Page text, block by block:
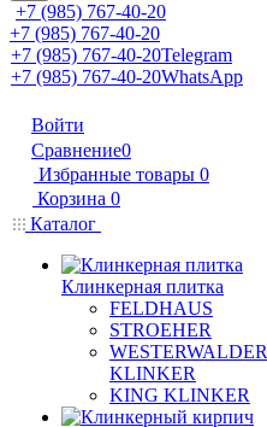
+7 (985) 767-40-20
+7 (985) 767-40-20
+7 (985) 767-40-20Telegram
+7 (985) 767-40-20WhatsApp
Войти
Сравнение0
Избранные товары 0
Корзина 0
Каталог
Клинкерная плитка
FELDHAUS
STROEHER
WESTERWALDER
KLINKER
KING KLINKER